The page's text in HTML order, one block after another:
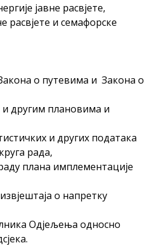
јавне расвјете,
расвјете и семафорске
о путевима и Закона о
и другим плановима и
и других података
рада,
плана имплементације
о напретку
Одјељења односно